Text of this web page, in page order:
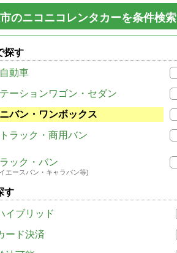
のニコニコレンタカーを条件検索
探す
動車
ーションワゴン・セダン
バン・ワンボックス
ラック・商用バン
ラック・バン
エースバン・キャラバン等)
す
イブリッド
ード決済